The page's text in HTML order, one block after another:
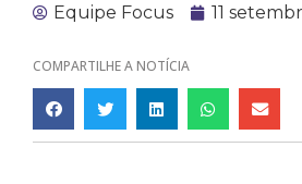
Equipe Focus 11
COMPARTILHE A NOTÍCIA